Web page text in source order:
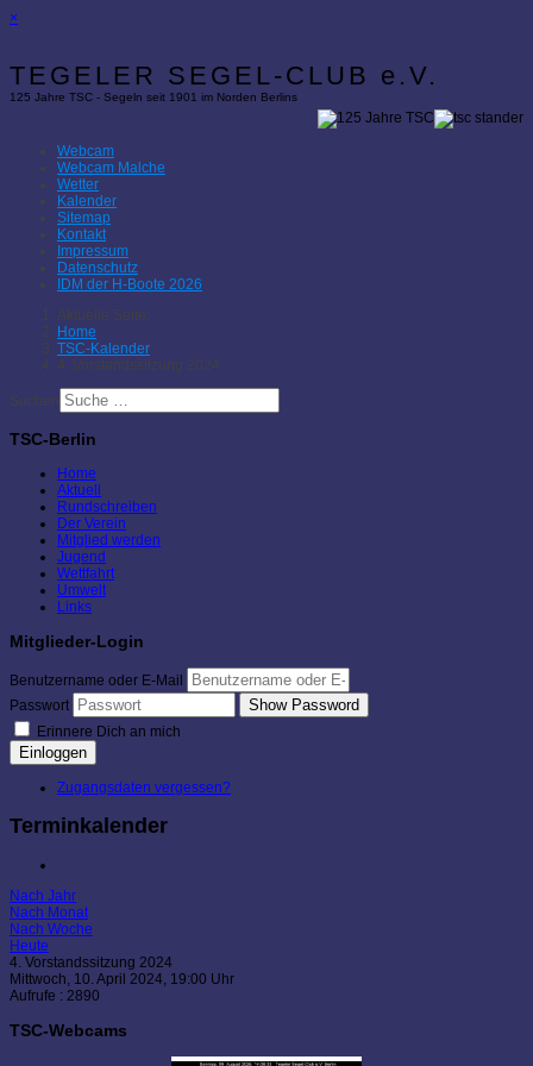
×
TEGELER SEGEL-CLUB e.V.
125 Jahre TSC - Segeln seit 1901 im Norden Berlins
Webcam
Webcam Malche
Wetter
Kalender
Sitemap
Kontakt
Impressum
Datenschutz
IDM der H-Boote 2026
Aktuelle Seite:
Home
TSC-Kalender
4. Vorstandssitzung 2024
Suchen
TSC-Berlin
Home
Aktuell
Rundschreiben
Der Verein
Mitglied werden
Jugend
Wettfahrt
Umwelt
Links
Mitglieder-Login
Benutzername oder E-Mail
Passwort
Show Password
Erinnere Dich an mich
Einloggen
Zugangsdaten vergessen?
Terminkalender
Nach Jahr
Nach Monat
Nach Woche
Heute
4. Vorstandssitzung 2024
Mittwoch, 10. April 2024, 19:00 Uhr
Aufrufe : 2890
TSC-Webcams